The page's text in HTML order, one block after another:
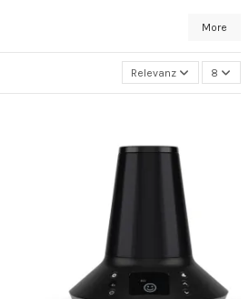
More
Relevanz 8